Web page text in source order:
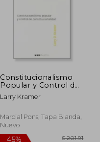
dcto.
Constitucionalismo
Popular y Control de
Constitucionalidad
Larry Kramer
Marcial Pons, Tapa Blanda,
Nuevo